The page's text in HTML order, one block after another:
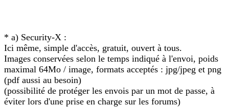
* a) Security-X :
Ici même, simple d'accès, gratuit, ouvert à tous.
Images conservées selon le temps indiqué à l'envoi, poids
maximal 64Mo / image, formats acceptés : jpg/jpeg et png
(pdf aussi au besoin)
(possibilité de protéger les envois par un mot de passe, à
éviter lors d'une prise en charge sur les forums)